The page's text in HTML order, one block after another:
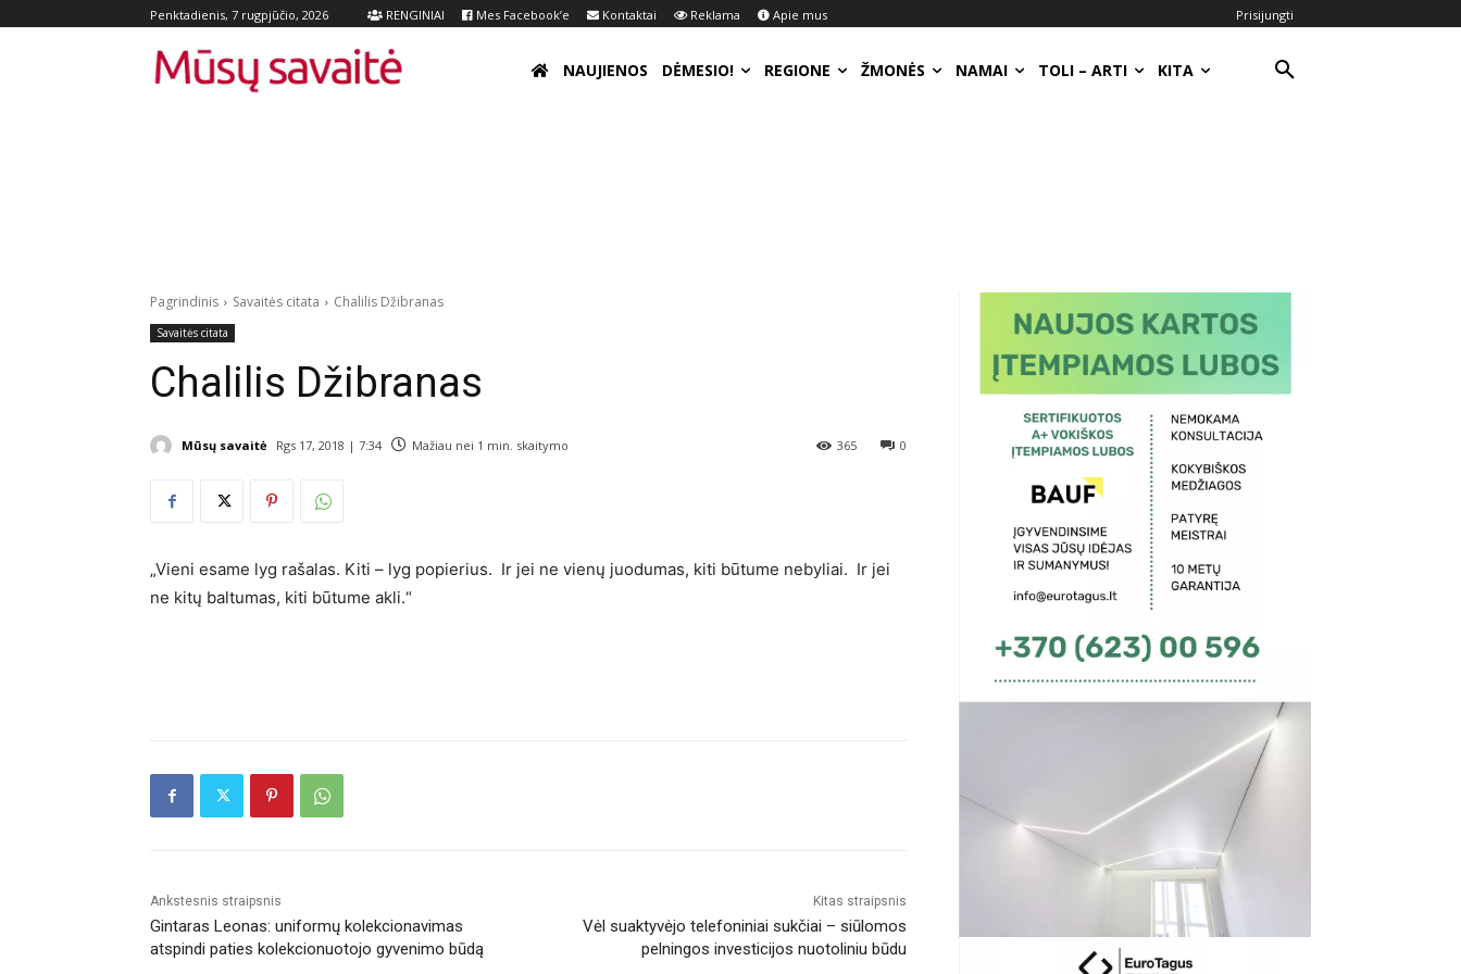
Penktadienis, 7 rugpjūčio, 2026 RENGINIAI Mes Facebook’e Kontaktai Reklama Apie mus Prisijungti
NAUJIENOS DĖMESIO! REGIONE ŽMONĖS NAMAI TOLI – ARTI KITA
Pagrindinis Savaitės citata Chalilis Džibranas
Savaitės citata
Chalilis Džibranas
Mūsų savaitė Rgs 17, 2018 | 7:34 Mažiau nei 1 min. skaitymo 0
365
„Vieni esame lyg rašalas. Kiti – lyg popierius. Ir jei ne vienų juodumas, kiti būtume nebyliai. Ir jei
ne kitų baltumas, kiti būtume akli.“
Ankstesnis straipsnis
Gintaras Leonas: uniformų kolekcionavimas
atspindi paties kolekcionuotojo gyvenimo būdą
Kitas straipsnis
Vėl suaktyvėjo telefoniniai sukčiai – siūlomos
pelningos investicijos nuotoliniu būdu